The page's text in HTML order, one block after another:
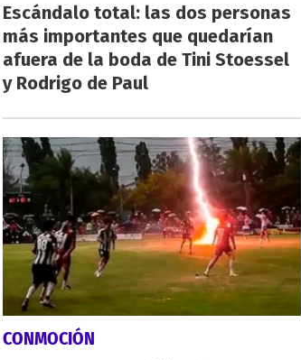
Escándalo total: las dos personas
más importantes que quedarían
afuera de la boda de Tini Stoessel
y Rodrigo de Paul
CONMOCIÓN